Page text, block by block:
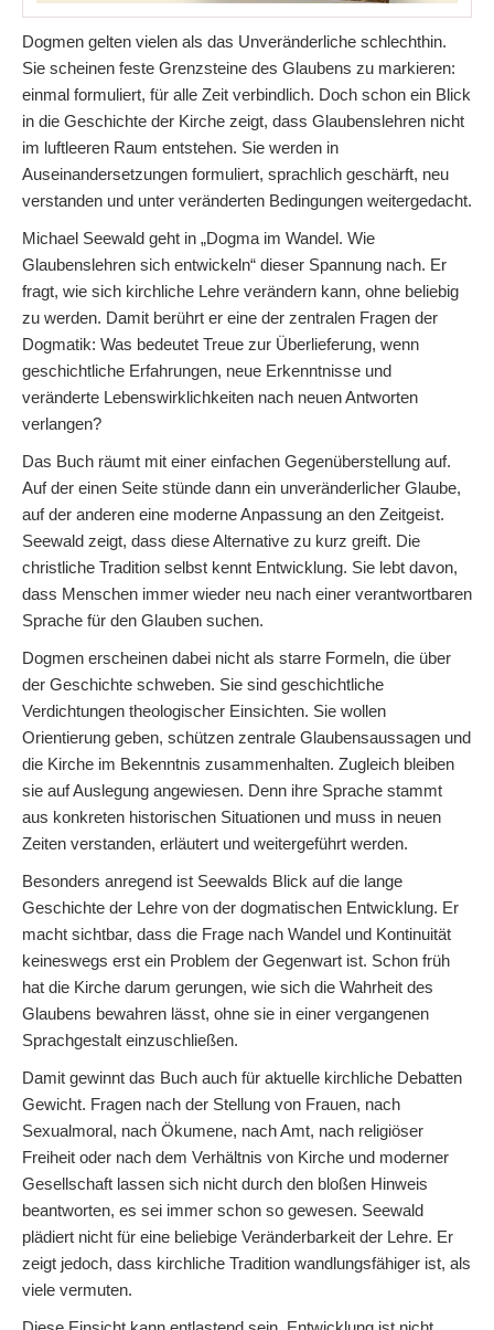
Dogmen gelten vielen als das Unveränderliche schlechthin.
Sie scheinen feste Grenzsteine des Glaubens zu markieren:
einmal formuliert, für alle Zeit verbindlich. Doch schon ein Blick
in die Geschichte der Kirche zeigt, dass Glaubenslehren nicht
im luftleeren Raum entstehen. Sie werden in
Auseinandersetzungen formuliert, sprachlich geschärft, neu
verstanden und unter veränderten Bedingungen weitergedacht.
Michael Seewald geht in „Dogma im Wandel. Wie
Glaubenslehren sich entwickeln“ dieser Spannung nach. Er
fragt, wie sich kirchliche Lehre verändern kann, ohne beliebig
zu werden. Damit berührt er eine der zentralen Fragen der
Dogmatik: Was bedeutet Treue zur Überlieferung, wenn
geschichtliche Erfahrungen, neue Erkenntnisse und
veränderte Lebenswirklichkeiten nach neuen Antworten
verlangen?
Das Buch räumt mit einer einfachen Gegenüberstellung auf.
Auf der einen Seite stünde dann ein unveränderlicher Glaube,
auf der anderen eine moderne Anpassung an den Zeitgeist.
Seewald zeigt, dass diese Alternative zu kurz greift. Die
christliche Tradition selbst kennt Entwicklung. Sie lebt davon,
dass Menschen immer wieder neu nach einer verantwortbaren
Sprache für den Glauben suchen.
Dogmen erscheinen dabei nicht als starre Formeln, die über
der Geschichte schweben. Sie sind geschichtliche
Verdichtungen theologischer Einsichten. Sie wollen
Orientierung geben, schützen zentrale Glaubensaussagen und
die Kirche im Bekenntnis zusammenhalten. Zugleich bleiben
sie auf Auslegung angewiesen. Denn ihre Sprache stammt
aus konkreten historischen Situationen und muss in neuen
Zeiten verstanden, erläutert und weitergeführt werden.
Besonders anregend ist Seewalds Blick auf die lange
Geschichte der Lehre von der dogmatischen Entwicklung. Er
macht sichtbar, dass die Frage nach Wandel und Kontinuität
keineswegs erst ein Problem der Gegenwart ist. Schon früh
hat die Kirche darum gerungen, wie sich die Wahrheit des
Glaubens bewahren lässt, ohne sie in einer vergangenen
Sprachgestalt einzuschließen.
Damit gewinnt das Buch auch für aktuelle kirchliche Debatten
Gewicht. Fragen nach der Stellung von Frauen, nach
Sexualmoral, nach Ökumene, nach Amt, nach religiöser
Freiheit oder nach dem Verhältnis von Kirche und moderner
Gesellschaft lassen sich nicht durch den bloßen Hinweis
beantworten, es sei immer schon so gewesen. Seewald
plädiert nicht für eine beliebige Veränderbarkeit der Lehre. Er
zeigt jedoch, dass kirchliche Tradition wandlungsfähiger ist, als
viele vermuten.